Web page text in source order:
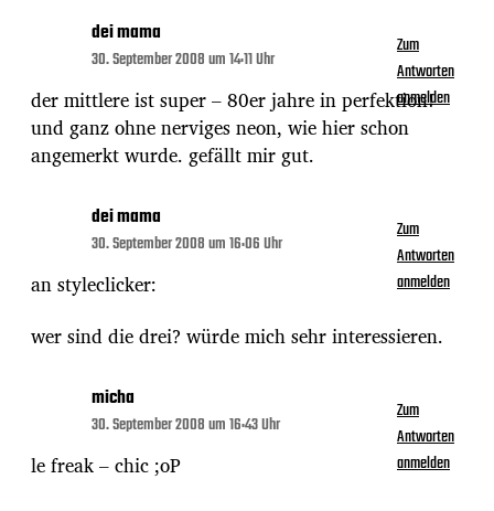
dei mama
30. September 2008 um 14:11 Uhr
der mittlere ist super – 80er jahre in perfektion!
und ganz ohne nerviges neon, wie hier schon
angemerkt wurde. gefällt mir gut.
Zum
Antworten
anmelden
dei mama
30. September 2008 um 16:06 Uhr
an styleclicker:
wer sind die drei? würde mich sehr interessieren.
Zum
Antworten
anmelden
micha
30. September 2008 um 16:43 Uhr
le freak – chic ;oP
Zum
Antworten
anmelden